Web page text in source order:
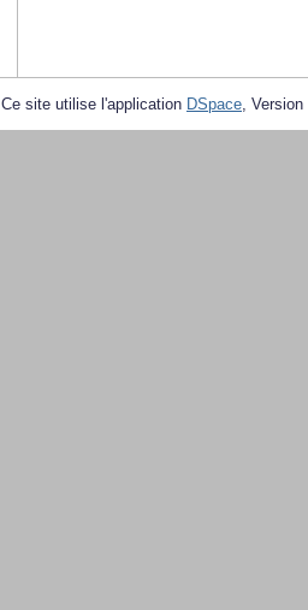
Ce site utilise l'application DSpace,